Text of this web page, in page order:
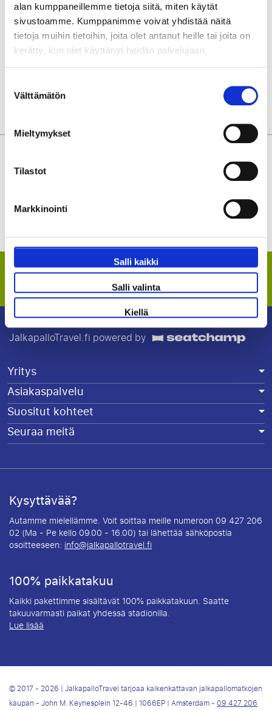
alan kumppaneillemme tietoja siitä, miten käytät
sivustoamme. Kumppanimme voivat yhdistää näitä
tietoja muihin tietoihin, joita olet antanut heille tai joita on
kerätty, kun olet käyttänyt heidän palvelujaan.
valinta
Välttämätön
Mieltymykset
Tilastot
Markkinointi
Salli kaikki
Salli valinta
Kiellä
P.P. ALKAEN
290 €
P.P. ALKAEN
Taatut vierekkäiset istumapaikat stadionilla.
Saat suojan ottelumuutosta varten.
Tilaa uutiskirjeemme
Tiedä ensimmäisenä tarjouksista ja alennuksista.
JalkapalloTravel.fi powered by
Yritys
Asiakaspalvelu
Suositut kohteet
Seuraa meitä
Kysyttävää?
Autamme mielellämme. Voit soittaa meille numeroon 09 427 206
02 (Ma - Pe kello 09.00 - 16.00) tai lähettää sähköpostia
osoitteeseen: info@jalkapallotravel.fi
100% paikkatakuu
Kaikki pakettimme sisältävät 100% paikkatakuun. Saatte
takuuvarmasti paikat yhdessä stadionilla.
Lue lisää
© 2017 - 2026 | JalkapalloTravel tarjoaa kaikenkattavan jalkapallomatkojen
kaupan - John M. Keynesplein 12-46 | 1066EP | Amsterdam -09 427 206